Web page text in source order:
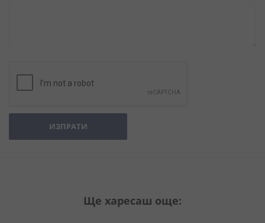
ИЗПРАТИ
Ще харесаш още: